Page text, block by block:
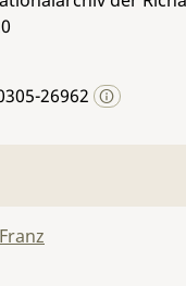
26962